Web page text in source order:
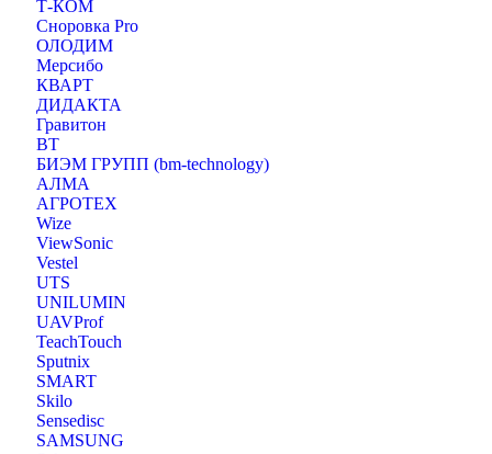
Т-КОМ
Сноровка Pro
ОЛОДИМ
Мерсибо
КВАРТ
ДИДАКТА
Гравитон
ВТ
БИЭМ ГРУПП (bm-technology)
АЛМА
АГРОТЕХ
Wize
ViewSonic
Vestel
UTS
UNILUMIN
UAVProf
TeachTouch
Sputnix
SMART
Skilo
Sensedisc
SAMSUNG